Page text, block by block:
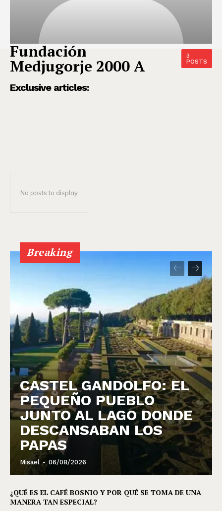
Fundación
Medjugorje 2000 A
3
POSTS
Exclusive articles:
No posts to display
Breaking
CASTEL GANDOLFO: EL
PEQUEÑO PUEBLO
JUNTO AL LAGO DONDE
DESCANSABAN LOS
PAPAS
Misael - 06/08/2026
¿QUÉ ES EL CAFÉ BOSNIO Y POR QUÉ SE TOMA DE UNA
MANERA TAN ESPECIAL?